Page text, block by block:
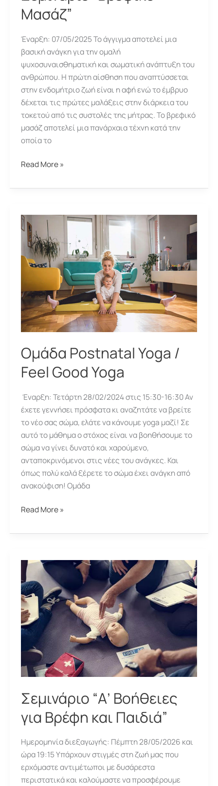
Μασάζ”
Έναρξη: 07/05/2025 Το άγγιγμα αποτελεί μια
βασική ανάγκη για την ομαλή
ψυχοσυναισθηματική και σωματική ανάπτυξη του
ανθρώπου. Η πρώτη αίσθηση που αναπτύσσεται
στην ενδομήτριο ζωή είναι η αφή ενώ το έμβρυο
δέχεται τις πρώτες μαλάξεις στην διάρκεια του
τοκετού από τις συστολές της μήτρας. Το βρεφικό
μασάζ αποτελεί μια πανάρχαια τέχνη κατά την
οποία το
Σεμινάριο
Μασάζ”
Read More »
Ομάδα Postnatal Yoga /
Feel Good Yoga
Έναρξη: Τετάρτη 28/02/2024 στις 15:30-16:30 Αν
έχετε γεννήσει πρόσφατα κι αναζητάτε να βρείτε
το νέο σας σώμα, ελάτε να κάνουμε yoga μαζί! Σε
αυτό το μάθημα ο στόχος είναι να βοηθήσουμε το
σώμα να γίνει δυνατό και χαρούμενο,
ανταποκρινόμενοι στις νέες του ανάγκες. Και
όπως πολύ καλά ξέρετε το σώμα έχει ανάγκη από
ανακούφιση! Ομάδα
Ομάδα
Yoga
Feel
Good
Yoga
Read More »
Σεμινάριο “Α’ Βοήθειες
για Βρέφη και Παιδιά”
Ημερομηνία διεξαγωγής: Πέμπτη 28/05/2026 και
ώρα 19:15 Υπάρχουν στιγμές στη ζωή μας που
ερχόμαστε αντιμέτωποι με δυσάρεστα
περιστατικά και καλούμαστε να προσφέρουμε